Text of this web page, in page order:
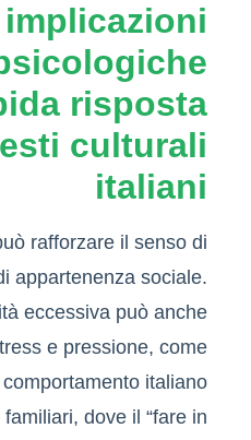
implicazioni
risposta
culturali
italiani
rafforzare il senso di
appartenenza sociale.
eccessiva può anche
e pressione, come
italiano
dove il “fare in